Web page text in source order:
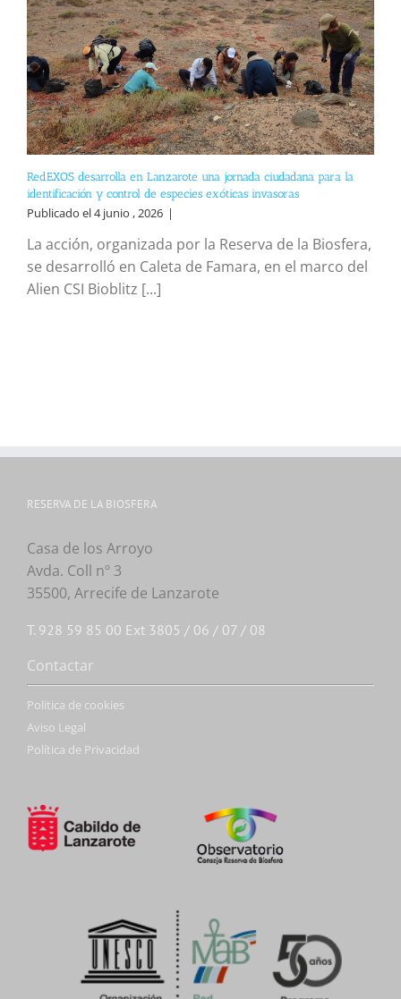
RedEXOS desarrolla en Lanzarote una jornada ciudadana para la
identificación y control de especies exóticas invasoras
Publicado el 4 junio , 2026 |
La acción, organizada por la Reserva de la Biosfera,
se desarrolló en Caleta de Famara, en el marco del
Alien CSI Bioblitz [...]
RESERVA DE LA BIOSFERA
Casa de los Arroyo
Avda. Coll nº 3
35500, Arrecife de Lanzarote
T. 928 59 85 00 Ext 3805 / 06 / 07 / 08
Contactar
Politica de cookies
Aviso Legal
Política de Privacidad